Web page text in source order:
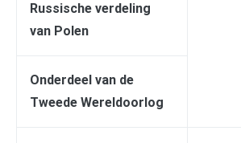
Russische verdeling
van Polen
Onderdeel van de
Tweede Wereldoorlog